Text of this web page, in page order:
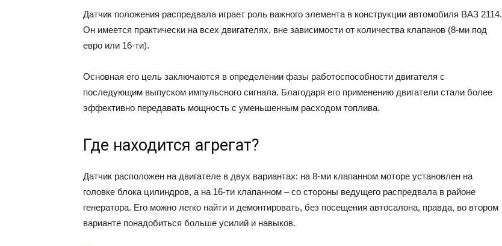
ВАЗ
Датчик положения распредвала играет роль важного элемента в конструкции автомобиля ВАЗ 2114.
Он имеется практически на всех двигателях, вне зависимости от количества клапанов (8-ми под
евро или 16-ти).
Основная его цель заключаются в определении фазы работоспособности двигателя с
последующим выпуском импульсного сигнала. Благодаря его применению двигатели стали более
эффективно передавать мощность с уменьшенным расходом топлива.
Где находится агрегат?
Датчик расположен на двигателе в двух вариантах: на 8-ми клапанном моторе установлен на
головке блока цилиндров, а на 16-ти клапанном – со стороны ведущего распредвала в районе
генератора. Его можно легко найти и демонтировать, без посещения автосалона, правда, во втором
варианте понадобиться больше усилий и навыков.